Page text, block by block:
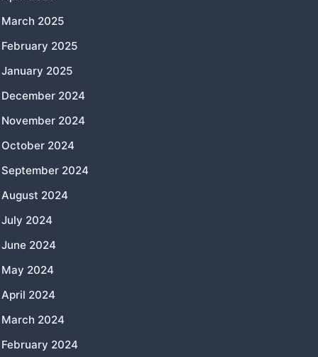
March 2025
February 2025
January 2025
December 2024
November 2024
October 2024
September 2024
August 2024
July 2024
June 2024
May 2024
April 2024
March 2024
February 2024